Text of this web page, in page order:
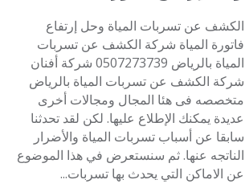
الكشف عن تسربات المياة وحل إرتفاع
فاتورة المياة شركة الكشف عن تسربات
المياة بالرياض 0507273739 شركة أفنان
شركة الكشف عن تسربات المياة بالرياض
متخصصه فى هئا المجال ومجالات أخرى
عديدة يمكنك الإطلاع عليها. لكن لقد تحدثنا
سابقا عن أسباب تسربات المياة والأضرار
الناتجه عنها. ثم سنستعرض في هذا الموضوع
عن الاماكن التي يحدث بها تسربات...